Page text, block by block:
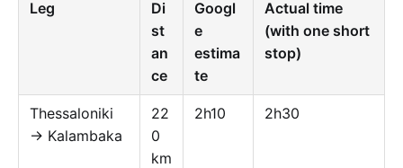
Leg
Di
st
an
ce
Googl
e
estima
te
Actual time
(with one short
stop)
Thessaloniki
→ Kalambaka
22
0
km
2h10 2h30